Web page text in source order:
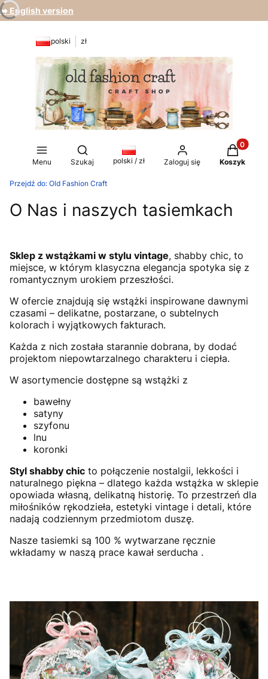
➡️ English version
polski zł
Menu
Otwórz wyszukiwarkę
Szukaj polski / zł Zaloguj się
Produkty
Koszyk
Przejdź do: Old Fashion Craft
O Nas i naszych tasiemkach
Sklep z wstążkami w stylu vintage, shabby chic, to
miejsce, w którym klasyczna elegancja spotyka się z
romantycznym urokiem przeszłości.
W ofercie znajdują się wstążki inspirowane dawnymi
czasami – delikatne, postarzane, o subtelnych
kolorach i wyjątkowych fakturach.
Każda z nich została starannie dobrana, by dodać
projektom niepowtarzalnego charakteru i ciepła.
W asortymencie dostępne są wstążki z
bawełny
satyny
szyfonu
lnu
koronki
Styl shabby chic to połączenie nostalgii, lekkości i
naturalnego piękna – dlatego każda wstążka w sklepie
opowiada własną, delikatną historię. To przestrzeń dla
miłośników rękodzieła, estetyki vintage i detali, które
nadają codziennym przedmiotom duszę.
Nasze tasiemki są 100 % wytwarzane ręcznie
wkładamy w naszą prace kawał serducha .